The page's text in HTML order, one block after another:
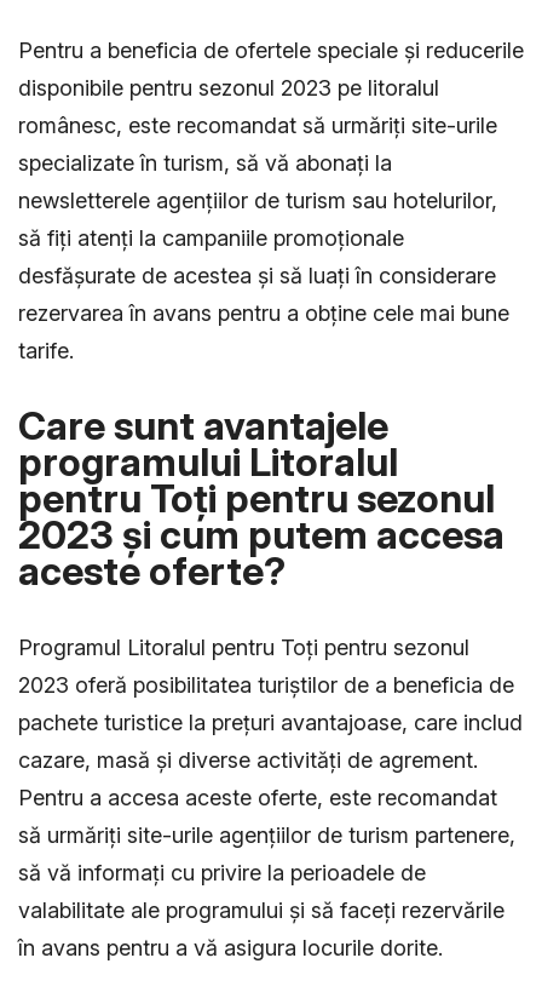
Pentru a beneficia de ofertele speciale și reducerile
disponibile pentru sezonul 2023 pe litoralul
românesc, este recomandat să urmăriți site-urile
specializate în turism, să vă abonați la
newsletterele agențiilor de turism sau hotelurilor,
să fiți atenți la campaniile promoționale
desfășurate de acestea și să luați în considerare
rezervarea în avans pentru a obține cele mai bune
tarife.
Care sunt avantajele
programului Litoralul
pentru Toți pentru sezonul
2023 și cum putem accesa
aceste oferte?
Programul Litoralul pentru Toți pentru sezonul
2023 oferă posibilitatea turiștilor de a beneficia de
pachete turistice la prețuri avantajoase, care includ
cazare, masă și diverse activități de agrement.
Pentru a accesa aceste oferte, este recomandat
să urmăriți site-urile agențiilor de turism partenere,
să vă informați cu privire la perioadele de
valabilitate ale programului și să faceți rezervările
în avans pentru a vă asigura locurile dorite.